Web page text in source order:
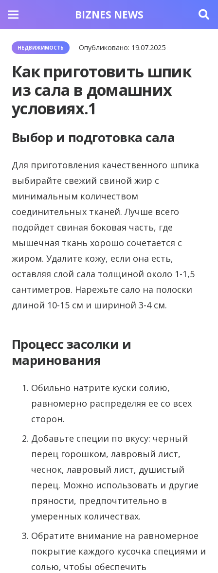
BIZNES NEWS
НЕДВИЖИМОСТЬ Опубликовано: 19.07.2025
Как приготовить шпик
из сала в домашних
условиях.1
Выбор и подготовка сала
Для приготовления качественного шпика
выбирайте свежий свиной жир с
минимальным количеством
соединительных тканей. Лучше всего
подойдет свиная боковая часть, где
мышечная ткань хорошо сочетается с
жиром. Удалите кожу, если она есть,
оставляя слой сала толщиной около 1-1,5
сантиметров. Нарежьте сало на полоски
длиной 10-15 см и шириной 3-4 см.
Процесс засолки и
маринования
Обильно натрите куски солию,
равномерно распределяя ее со всех
сторон.
Добавьте специи по вкусу: черный
перец горошком, лавровый лист,
чеснок, лавровый лист, душистый
перец. Можно использовать и другие
пряности, предпочтительно в
умеренных количествах.
Обратите внимание на равномерное
покрытие каждого кусочка специями и
солью, чтобы обеспечить